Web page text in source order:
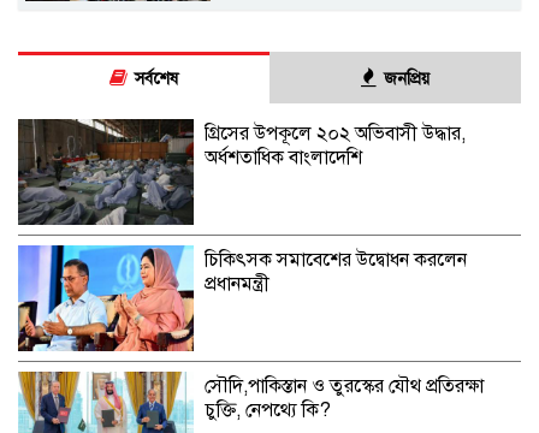
সর্বশেষ জনপ্রিয়
গ্রিসের উপকূলে ২০২ অভিবাসী উদ্ধার,
অর্ধশতাধিক বাংলাদেশি
চিকিৎসক সমাবেশের উদ্বোধন করলেন
প্রধানমন্ত্রী
সৌদি,পাকিস্তান ও তুরস্কের যৌথ প্রতিরক্ষা
চুক্তি, নেপথ্যে কি?